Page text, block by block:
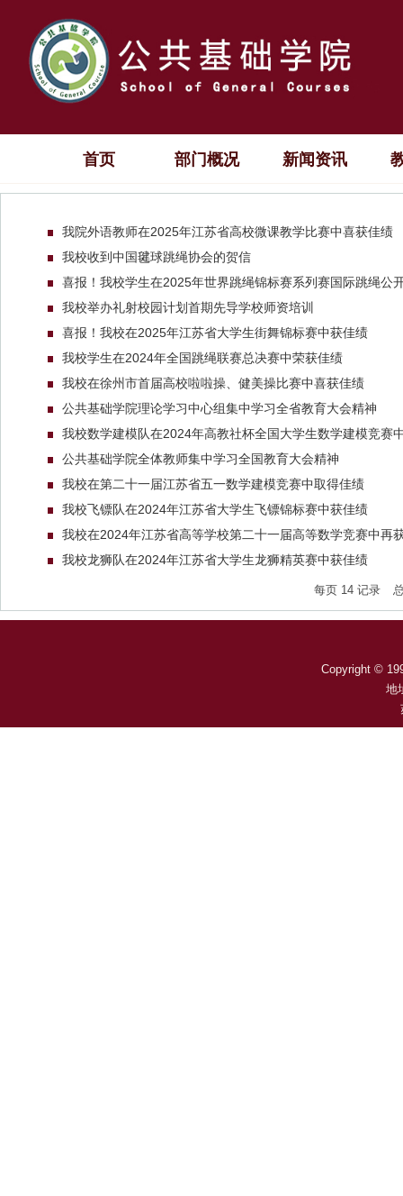
首页 部门概况 新闻资讯
我院外语教师在2025年江苏省高校微课教学比赛中喜获佳绩
我校收到中国毽球跳绳协会的贺信
喜报！我校学生在2025年世界跳绳锦标赛系列赛国际跳绳公
我校举办礼射校园计划首期先导学校师资培训
喜报！我校在2025年江苏省大学生街舞锦标赛中获佳绩
我校学生在2024年全国跳绳联赛总决赛中荣获佳绩
我校在徐州市首届高校啦啦操、健美操比赛中喜获佳绩
公共基础学院理论学习中心组集中学习全省教育大会精神
我校数学建模队在2024年高教社杯全国大学生数学建模竞赛
公共基础学院全体教师集中学习全国教育大会精神
我校在第二十一届江苏省五一数学建模竞赛中取得佳绩
我校飞镖队在2024年江苏省大学生飞镖锦标赛中获佳绩
我校在2024年江苏省高等学校第二十一届高等数学竞赛中再
我校龙狮队在2024年江苏省大学生龙狮精英赛中获佳绩
每页 14 记录
Copyright ©
地